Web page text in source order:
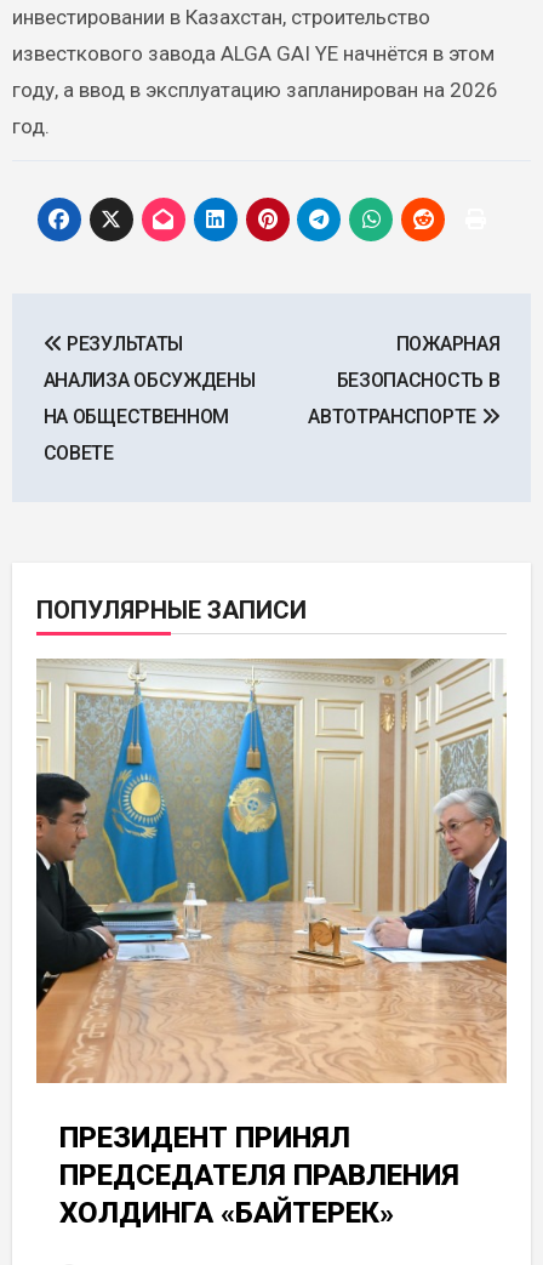
инвестировании в Казахстан, строительство
известкового завода ALGA GAI YE начнётся в этом
году, а ввод в эксплуатацию запланирован на 2026
год.
по
записям
РЕЗУЛЬТАТЫ
АНАЛИЗА ОБСУЖДЕНЫ
НА ОБЩЕСТВЕННОМ
СОВЕТЕ
ПОЖАРНАЯ
БЕЗОПАСНОСТЬ В
АВТОТРАНСПОРТЕ
ПОПУЛЯРНЫЕ ЗАПИСИ
ПРЕЗИДЕНТ ПРИНЯЛ
ПРЕДСЕДАТЕЛЯ ПРАВЛЕНИЯ
ХОЛДИНГА «БАЙТЕРЕК»